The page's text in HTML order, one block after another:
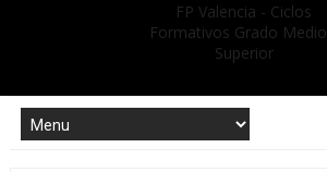
FP Valencia - Ciclos
Formativos Grado
Superior